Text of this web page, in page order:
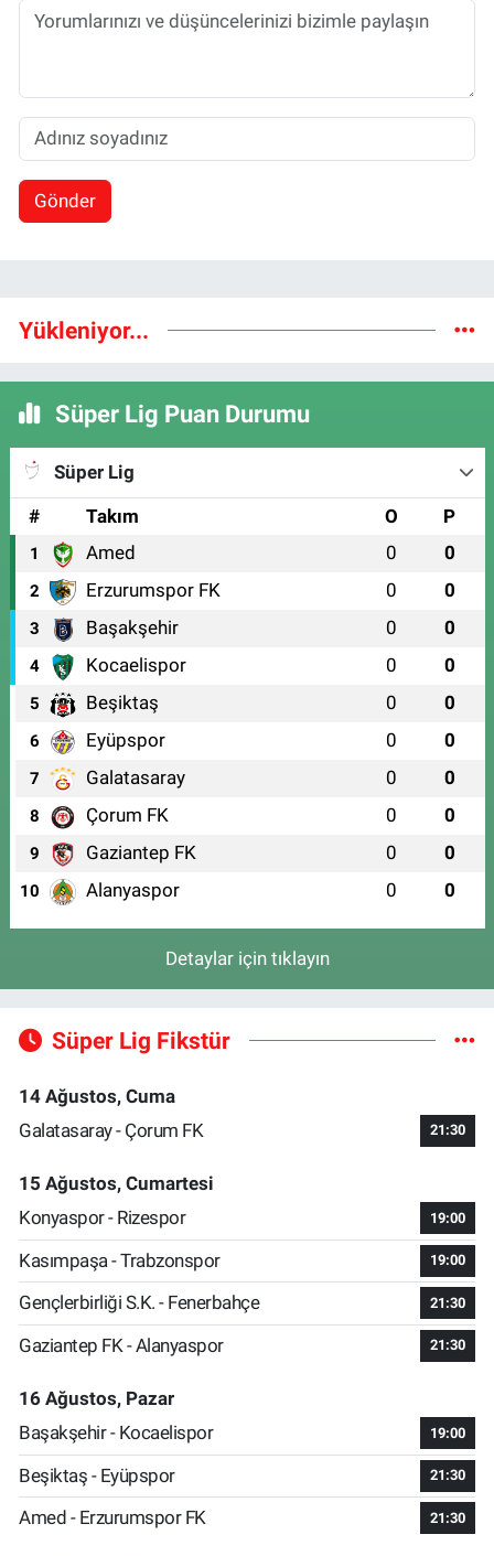
Gönder
Yükleniyor...
Süper Lig Puan Durumu
Süper Lig
#
Takım O P
1 Amed 0 0
2 Erzurumspor FK 0 0
3 Başakşehir 0 0
4 Kocaelispor 0 0
5 Beşiktaş 0 0
6 Eyüpspor 0 0
7 Galatasaray 0 0
8 Çorum FK 0 0
9 Gaziantep FK 0 0
10 Alanyaspor 0 0
Detaylar için tıklayın
Süper Lig Fikstür
14 Ağustos, Cuma
Galatasaray - Çorum FK
21:30
15 Ağustos, Cumartesi
Konyaspor - Rizespor
19:00
Kasımpaşa - Trabzonspor 19:00
Gençlerbirliği S.K. - Fenerbahçe 21:30
Gaziantep FK - Alanyaspor 21:30
16 Ağustos, Pazar
Başakşehir - Kocaelispor
19:00
Beşiktaş - Eyüpspor 21:30
Amed - Erzurumspor FK 21:30